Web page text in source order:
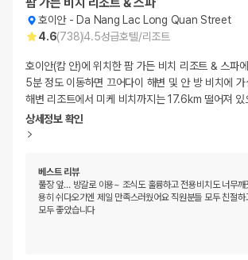
호이안- Da Nang Lac Long Quan Street
4.6(738)4.5성급호텔/리조트
호이안(캄 안)에 위치한 팜 가든 비치 리조트 & 스파
5분 정도 이동하면 끄어다이 해변 및 안 방 비치에 가
해변 리조트에서 미케 비치까지는 17.6km 떨어져
상세정보 확인
베스트 리뷰
풀장 앞… 방갈로 이용~ 조식도 훌륭하고 전용비치도 너무
용히 쉬다오기엔 제일 만족스러웠어요 직원분들 모두 친절
모두 좋았습니다